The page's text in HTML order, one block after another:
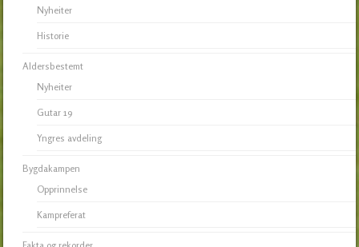
Nyheiter
Historie
Aldersbestemt
Nyheiter
Gutar 19
Yngres avdeling
Bygdakampen
Opprinnelse
Kampreferat